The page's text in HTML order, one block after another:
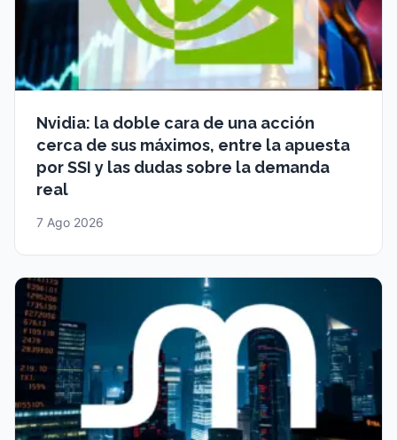
Nvidia: la doble cara de una acción
cerca de sus máximos, entre la apuesta
por SSI y las dudas sobre la demanda
real
7 Ago 2026